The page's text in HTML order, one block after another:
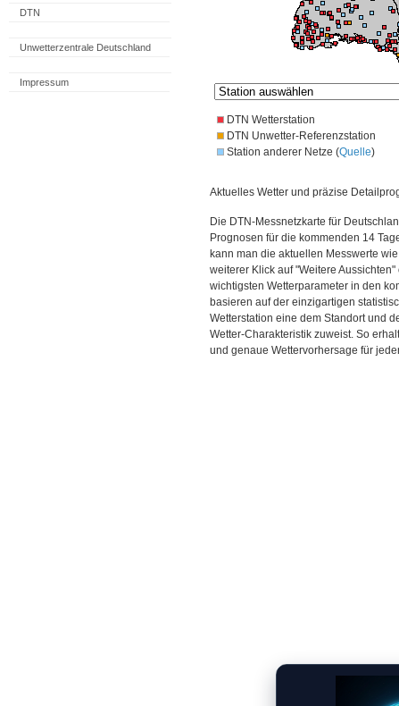
DTN
Unwetterzentrale Deutschland
Impressum
DTN Wetterstation
DTN Unwetter-Referenzstation
Station anderer Netze (Quelle)
Aktuelles Wetter und präzise
Die DTN-Messnetzkarte für
Prognosen für die kommenden 14
kann man die aktuellen Messwerte
weiterer Klick auf "Weitere
wichtigsten Wetterparameter in den
basieren auf der einzigartigen
Wetterstation eine dem Standort und
Wetter-Charakteristik zuweist. So
und genaue Wettervorhersage für